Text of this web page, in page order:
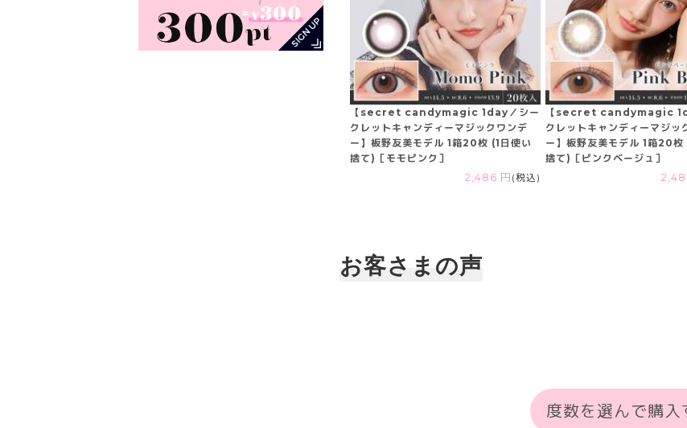
【secret candymagic 1day／シー
クレットキャンディーマジックワンデ
ー】板野友美モデル 1箱20枚 (1日使い
捨て)［モモピンク］
2,486 円 (税込)
【secret candymagic
クレットキャンディーマジッ
ー】板野友美モデル 1箱20枚
捨て)［ピンクベージュ］
お客さまの声
度数を選んで購入